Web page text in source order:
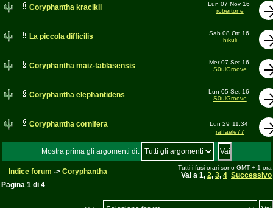
Coryphantha kracikii
Lun 07 Nov 16
robertone
La piccola difficilis
Sab 08 Ott 16
hikuli
Coryphantha maiz-tablasensis
Mer 07 Set 16
S0ulGroove
Coryphantha elephantidens
Lun 05 Set 16
S0ulGroove
Coryphantha cornifera Lun 29 11:34
raffaele77
Mostra prima gli argomenti di:
Indice forum -> Coryphantha Tutti i fusi orari sono GMT + 1 ora
Vai a 1, 2, 3, 4 Successivo
Pagina 1 di 4